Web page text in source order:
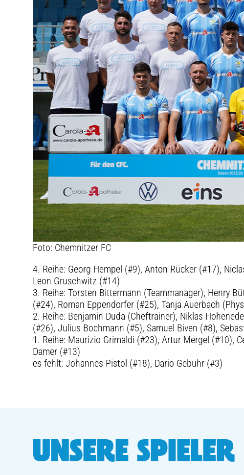
Foto: Chemnitzer FC
4. Reihe: Georg Hempel (#9), Anton Rücker (#17),
Leon Gruschwitz (#14)
3. Reihe: Torsten Bittermann (Teammanager), Henry
(#24), Roman Eppendorfer (#25), Tanja Auerbach
2. Reihe: Benjamin Duda (Cheftrainer), Niklas
(#26), Julius Bochmann (#5), Samuel Biven (#8),
1. Reihe: Maurizio Grimaldi (#23), Artur Mergel (#10),
Damer (#13)
es fehlt: Johannes Pistol (#18), Dario Gebuhr (#3)
UNSERE SPIELER